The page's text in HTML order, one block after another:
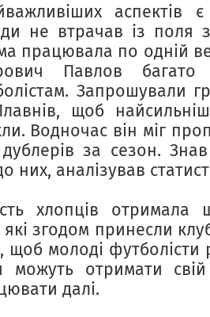
аспектів
не втрачав із поля
працювала по одній
Павлов багато
Запрошували
щоб
Водночас він міг
за сезон. Знав
них, аналізував
хлопців
згодом принесли
молоді футболісти
можуть отримати
далі.